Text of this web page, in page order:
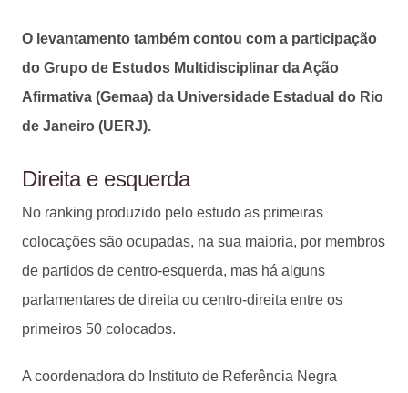
O levantamento também contou com a participação
do Grupo de Estudos Multidisciplinar da Ação
Afirmativa (Gemaa) da Universidade Estadual do Rio
de Janeiro (UERJ).
Direita e esquerda
No ranking produzido pelo estudo as primeiras
colocações são ocupadas, na sua maioria, por membros
de partidos de centro-esquerda, mas há alguns
parlamentares de direita ou centro-direita entre os
primeiros 50 colocados.
A coordenadora do Instituto de Referência Negra